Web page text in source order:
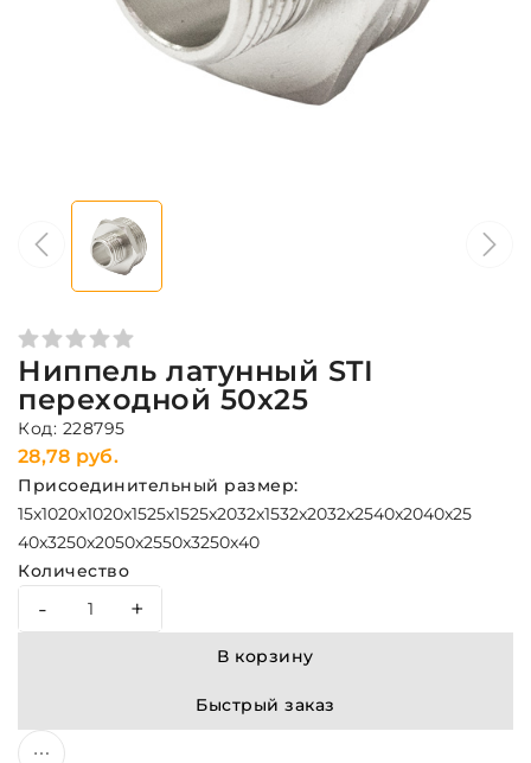
Ниппель латунный STI
переходной 50x25
Код: 228795
28,78 руб.
Присоединительный размер:
15x1020x1020x1525x1525x2032x1532x2032x2540x2040x25
40x3250x2050x2550x3250x40
Количество
- +
В корзину
Быстрый заказ